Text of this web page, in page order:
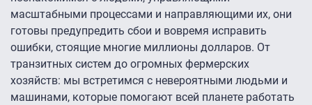
масштабными процессами и направляющими их, они
готовы предупредить сбои и вовремя исправить
ошибки, стоящие многие миллионы долларов. От
транзитных систем до огромных фермерских
хозяйств: мы встретимся с невероятными людьми и
машинами, которые помогают всей планете работать